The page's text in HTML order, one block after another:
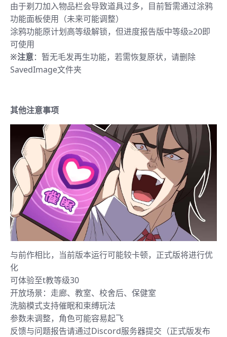
由于剃刀加入物品栏会导致道具过多，目前暂需通过涂鸦
功能面板使用（未来可能调整）
涂鸦功能原计划高等级解锁，但进度报告版中等级≥20即
可使用
※注意：暂无毛发再生功能，若需恢复原状，请删除
SavedImage文件夹
其他注意事项
与前作相比，当前版本运行可能较卡顿，正式版将进行优
化
可体验至t教等级30
开放场景：走廊、教室、校舍后、保健室
洗脑模式支持催眠和束缚玩法
参数未调整，角色可能容易起飞
反馈与问题报告请通过Discord服务器提交（正式版发布